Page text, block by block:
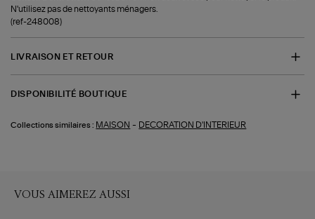
N'utilisez pas de nettoyants ménagers.
(ref-248008)
LIVRAISON ET RETOUR
DISPONIBILITÉ BOUTIQUE
Collections similaires : MAISON - DECORATION D'INTERIEUR
VOUS AIMEREZ AUSSI